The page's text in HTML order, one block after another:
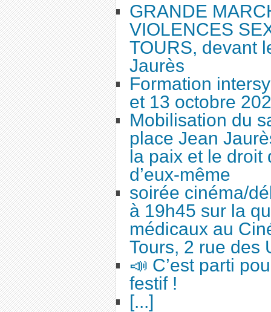
GRANDE
VIOLENCES
TOURS, devant
Jaurès
Formation
et 13 octobre
Mobilisation du
place Jean
la paix et le droit
d’eux-même
soirée cinéma/
à 19h45 sur la
médicaux au
Tours, 2 rue des
📣 C’est parti
festif !
[...]